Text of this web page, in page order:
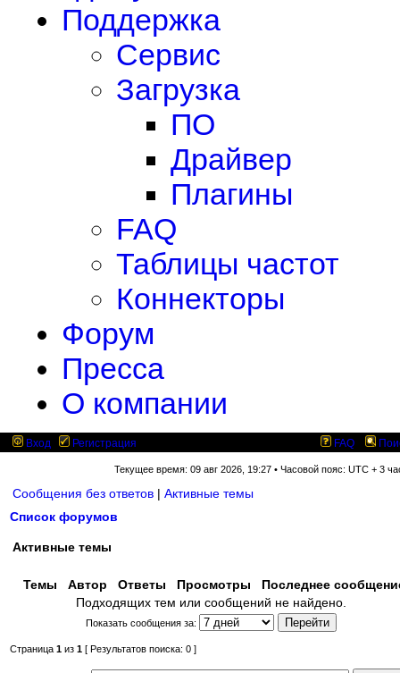
Поддержка
Сервис
Загрузка
ПО
Драйвер
Плагины
FAQ
Таблицы частот
Коннекторы
Форум
Пресса
О компании
Вход Регистрация FAQ
Текущее время: 09 авг 2026, 19:27 • Часовой пояс: UTC + 3
Сообщения без ответов | Активные темы
Список форумов
Активные темы
Темы Автор Ответы Просмотры
Последнее
Подходящих тем или сообщений не найдено.
Показать сообщения за:
Страница 1 из 1 [ Результатов поиска: 0 ]